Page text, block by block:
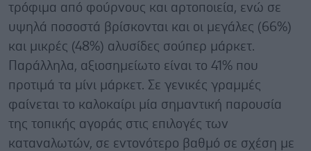
τρόφιμα από φούρνους και αρτοποιεία, ενώ σε
υψηλά ποσοστά βρίσκονται και οι μεγάλες (66%)
και μικρές (48%) αλυσίδες σούπερ μάρκετ.
Παράλληλα, αξιοσημείωτο είναι το 41% που
προτιμά τα μίνι μάρκετ. Σε γενικές γραμμές
φαίνεται το καλοκαίρι μία σημαντική παρουσία
της τοπικής αγοράς στις επιλογές των
καταναλωτών, σε εντονότερο βαθμό σε σχέση με